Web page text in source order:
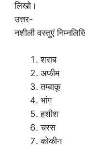
लिखो।
उत्तर-
नशीली वस्तुएं
शराब
अफीम
तम्बाकू
भांग
हशीश
चरस
कोकीन